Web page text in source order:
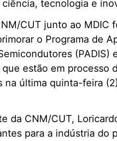
tecnologia e
CUT junto ao MDIC
o Programa de
estão em processo
na última quinta-feira
da CNM/CUT,
para a indústria do